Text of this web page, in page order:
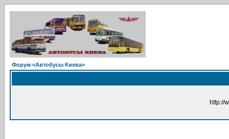
Форум «Автобусы Киева»
http://